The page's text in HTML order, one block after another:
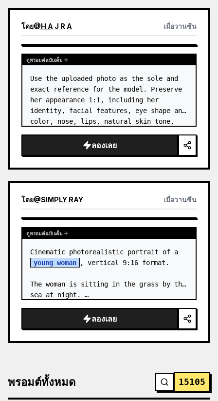
โดย@H A J R A เมื่อวานซืน
ดูพรอมต์ฉบับเต็ม
Use the uploaded photo as the sole and
exact reference for the model. Preserve
her appearance 1:1, including her
identity, facial features, eye shape and
color, nose, lips, natural skin tone,
volume, texture, facial expressi…
ลองเลย
โดย@SIMPLY RAY เมื่อวานซืน
ดูพรอมต์ฉบับเต็ม
young woman
, vertical 9:16 format.
The woman is sitting in the grass by the
sea at night. …
ลองเลย
พรอมต์ทั้งหมด 15105